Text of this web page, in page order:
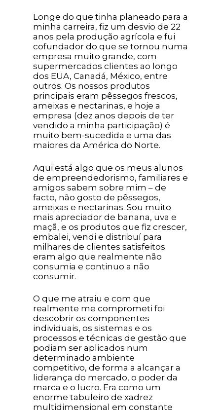
Longe do que tinha planeado para a
minha carreira, fiz um desvio de 22
anos pela produção agrícola e fui
cofundador do que se tornou numa
empresa muito grande, com
supermercados clientes ao longo
dos EUA, Canadá, México, entre
outros. Os nossos produtos
principais eram pêssegos frescos,
ameixas e nectarinas, e hoje a
empresa (dez anos depois de ter
vendido a minha participação) é
muito bem-sucedida e uma das
maiores da América do Norte.
Aqui está algo que os meus alunos
de empreendedorismo, familiares e
amigos sabem sobre mim – de
facto, não gosto de pêssegos,
ameixas e nectarinas. Sou muito
mais apreciador de banana, uva e
maçã, e os produtos que fiz crescer,
embalei, vendi e distribuí para
milhares de clientes satisfeitos
eram algo que realmente não
consumia e continuo a não
consumir.
O que me atraiu e com que
realmente me comprometi foi
descobrir os componentes
individuais, os sistemas e os
processos e técnicas de gestão que
podiam ser aplicados num
determinado ambiente
competitivo, de forma a alcançar a
liderança do mercado, o poder da
marca e o lucro. Era como um
enorme tabuleiro de xadrez
multidimensional em constante